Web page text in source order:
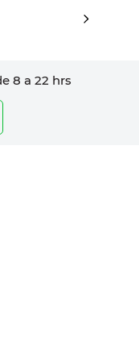
8 a 22 hrs